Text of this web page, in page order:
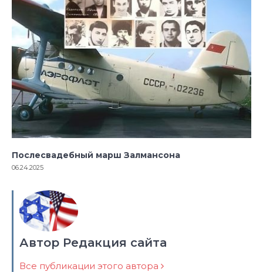
Послесвадебный марш Залмансона
06.24.2025
Автор Редакция сайта
Все публикации этого автора